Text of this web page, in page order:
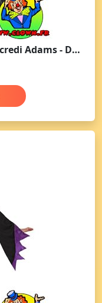
Déguisement Enfant Chic Mercredi Adams - Déguisement Halloween